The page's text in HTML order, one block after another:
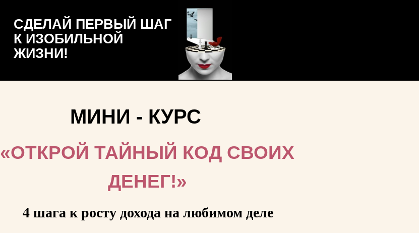
СДЕЛАЙ ПЕРВЫЙ ШАГ
К ИЗОБИЛЬНОЙ
ЖИЗНИ!
«ОТКРОЙ ТАЙНЫЙ КОД СВОИХ
ДЕНЕГ!»
МИНИ - КУРС
4 шага к росту дохода на любимом деле